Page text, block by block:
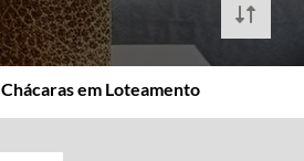
Chácaras em Loteamento